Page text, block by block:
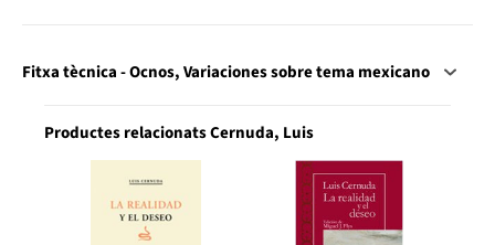
Fitxa tècnica - Ocnos, Variaciones sobre tema mexicano
Productes relacionats Cernuda, Luis